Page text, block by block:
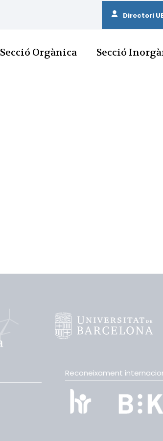
Directori
Secció Orgànica Secció
Reconeixament